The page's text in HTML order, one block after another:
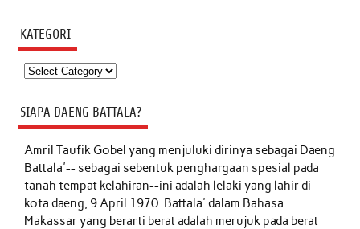
KATEGORI
Kategori
SIAPA DAENG BATTALA?
Amril Taufik Gobelyang menjuluki dirinya sebagai Daeng
Battala'-- sebagai sebentuk penghargaan spesial pada
tanah tempat kelahiran--ini adalah lelaki yang lahir di
kota daeng, 9 April 1970. Battala' dalam Bahasa
Makassar yang berarti berat adalah merujuk pada berat